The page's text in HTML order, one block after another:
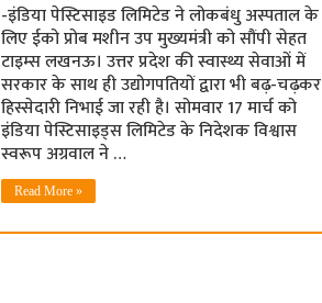
-इंडिया पेस्टिसाइड लिमिटेड ने लोकबंधु अस्पताल के
लिए ईको प्रोब मशीन उप मुख्यमंत्री को सौंपी सेहत
टाइम्स लखनऊ। उत्तर प्रदेश की स्वास्थ्य सेवाओं में
सरकार के साथ ही उद्योगपतियों द्वारा भी बढ़-चढ़कर
हिस्सेदारी निभाई जा रही है। सोमवार 17 मार्च को
इंडिया पेस्टिसाइड्स लिमिटेड के निदेशक विश्वास
स्वरूप अग्रवाल ने …
Read More »